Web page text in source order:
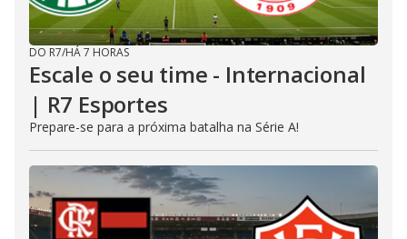
DO R7/HÁ 7 HORAS
Escale o seu time - Internacional
| R7 Esportes
Prepare-se para a próxima batalha na Série A!